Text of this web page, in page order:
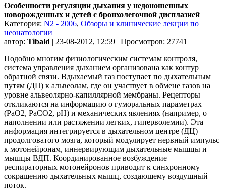
Особенности регуляции дыхания у недоношенных
новорожденных и детей с бронхолегочной дисплазией
Категория: N2 - 2006, Обзоры и клинические лекции по
неонатологии
автор: Tibald | 23-08-2012, 12:59 | Просмотров: 27741
Подобно многим физиологическим системам контроля,
система управления дыханием организована как контур
обратной связи. Вдыхаемый газ поступает по дыхательным
путям (ДП) к альвеолам, где он участвует в обмене газов на
уровне альвеолярно-капиллярной мембраны. Рецепторы
откликаются на информацию о гуморальных параметрах
(РаО2, РаСО2, рН) и механических явлениях (например, о
наполнении или растяжении легких, гиперволемии). Эта
информация интегрируется в дыхательном центре (ДЦ)
продолговатого мозга, который модулирует нервный импульс
к мотонейронам, иннервирующим дыхательные мышцы и
мышцы ВДП. Координированное возбуждение
респираторных мотонейронов приводит к синхронному
сокращению дыхательных мышц, создающему воздушный
поток.